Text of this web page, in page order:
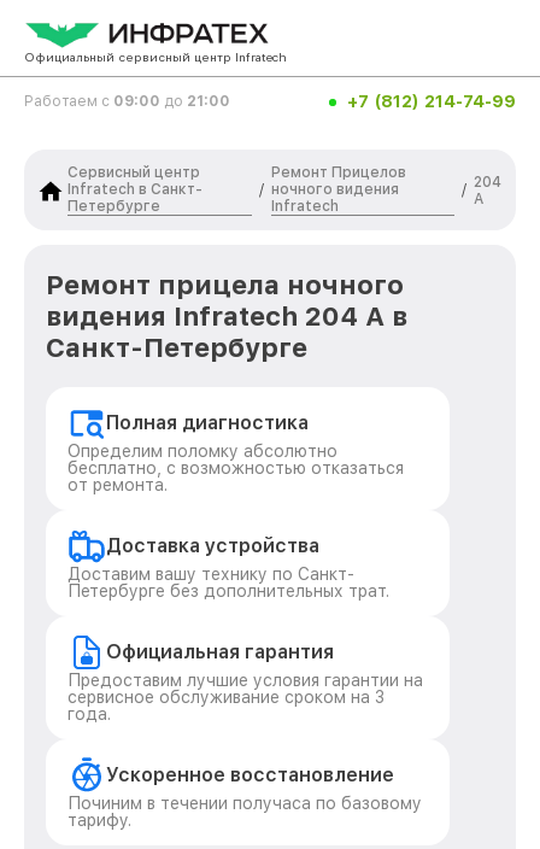
Официальный сервисный центр Infratech
Работаем с 09:00 до 21:00 +7 (812) 214-74-99
Сервисный центр
Infratech в Санкт-
Петербурге
/
Ремонт Прицелов
ночного видения
Infratech
/ 204
А
Ремонт прицела ночного
видения Infratech 204 А в
Санкт-Петербурге
Полная диагностика
Определим поломку абсолютно
бесплатно, с возможностью отказаться
от ремонта.
Доставка устройства
Доставим вашу технику по Санкт-
Петербурге без дополнительных трат.
Официальная гарантия
Предоставим лучшие условия гарантии на
сервисное обслуживание сроком на 3
года.
Ускоренное восстановление
Починим в течении получаса по базовому
тарифу.